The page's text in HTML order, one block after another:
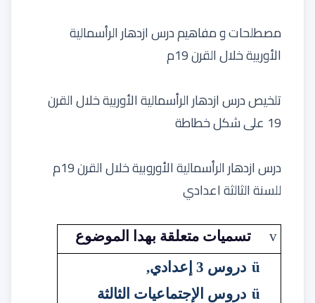
مصطلحات و مفاهيم درس ازدهار الرأسمالية
الأوربية خلال القرن 19م
تلخيص درس ازدهار الرأسمالية الأوربية خلال القرن
19 على شكل خطاطة
درس ازدهار الرأسمالية الأوروبية خلال القرن 19م
للسنة الثالثة اعدادي
v
تسميات متعلقة بهدا الموضوع
ü دروس 3 إعدادي
,
ü دروس الإجتماعيات الثالثة